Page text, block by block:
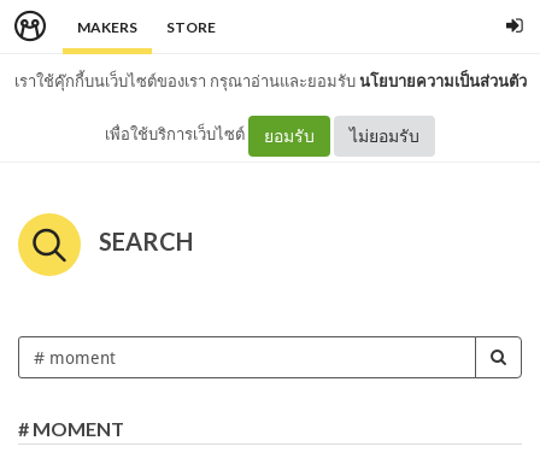
MAKERS STORE
เราใช้คุ๊กกี้บนเว็บไซต์ของเรา กรุณาอ่านและยอมรับนโยบายความเป็นส่วนตัว
เพื่อใช้บริการเว็บไซต์ ยอมรับ ไม่ยอมรับ
SEARCH
# MOMENT